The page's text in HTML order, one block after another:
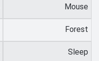
Mouse
Forest
Sleep